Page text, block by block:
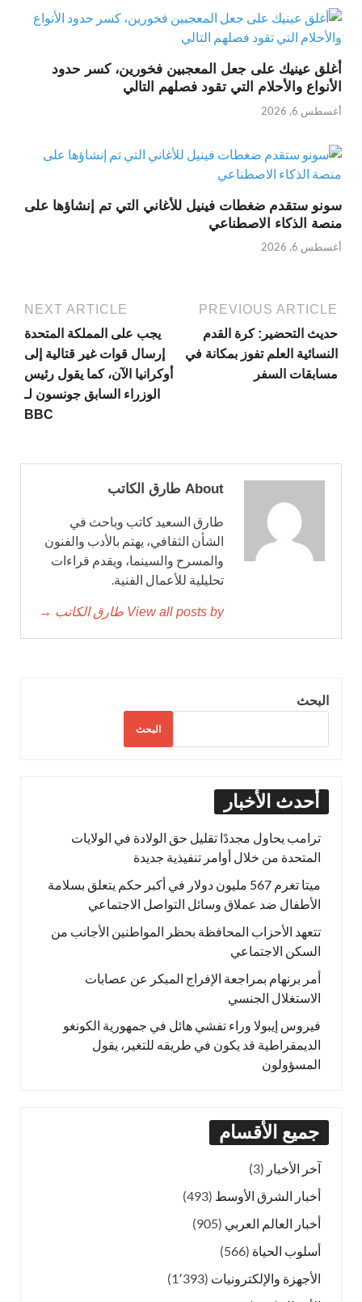
أغلق عينيك على جعل المعجبين فخورين، كسر حدود
الأنواع والأحلام التي تقود فصلهم التالي
أغسطس 6, 2026
سونو ستقدم ضغطات فينيل للأغاني التي تم إنشاؤها على
منصة الذكاء الاصطناعي
أغسطس 6, 2026
PREVIOUS ARTICLE
حديث التحضير: كرة القدم
النسائية العلم تفوز بمكانة في
مسابقات السفر
NEXT ARTICLE
يجب على المملكة المتحدة
إرسال قوات غير قتالية إلى
أوكرانيا الآن، كما يقول رئيس
الوزراء السابق جونسون لـ
BBC
About طارق الكاتب
طارق السعيد كاتب وباحث في
الشأن الثقافي، يهتم بالأدب والفنون
والمسرح والسينما، ويقدم قراءات
تحليلية للأعمال الفنية.
View all posts by طارق الكاتب →
البحث
البحث
أحدث الأخبار
ترامب يحاول مجددًا تقليل حق الولادة في الولايات
المتحدة من خلال أوامر تنفيذية جديدة
ميتا تغرم 567 مليون دولار في أكبر حكم يتعلق بسلامة
الأطفال ضد عملاق وسائل التواصل الاجتماعي
تتعهد الأحزاب المحافظة بحظر المواطنين الأجانب من
السكن الاجتماعي
أمر برنهام بمراجعة الإفراج المبكر عن عصابات
الاستغلال الجنسي
فيروس إيبولا وراء تفشي هائل في جمهورية الكونغو
الديمقراطية قد يكون في طريقه للتغير، يقول
المسؤولون
جميع الأقسام
آخر الأخبار (3)
أخبار الشرق الأوسط (493)
أخبار العالم العربي (905)
أسلوب الحياة (566)
الأجهزة والإلكترونيات (1٬393)